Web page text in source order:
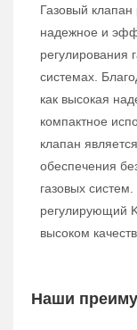
Газовый
надежное и
регулирования
системах.
как высокая
компактное
клапан
обеспечения
газовых
регулирующий
высоком
Наши